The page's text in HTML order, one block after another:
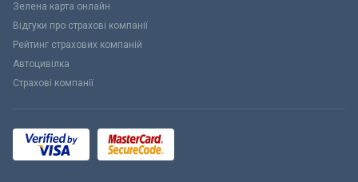
Зелена карта онлайн
Відгуки про страхові компанії
Рейтинг страхових компаній
Автоцивілка
Страхові компанії